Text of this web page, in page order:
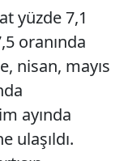
yüzde 7,1
oranında
nisan, mayıs
ayında
ulaşıldı.